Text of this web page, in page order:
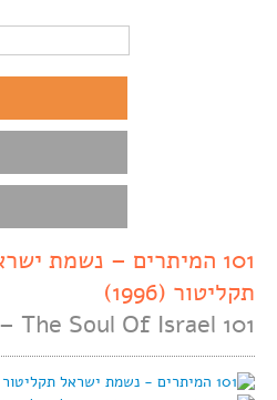
101 המיתרים – נשמת
תקליטור (1996)
101 Strings – The Soul Of Israel